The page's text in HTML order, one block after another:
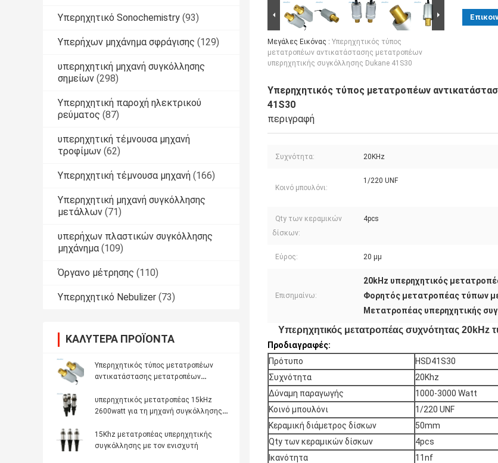
Υπερηχητικό Sonochemistry (93)
Υπερήχων μηχάνημα σφράγισης (129)
υπερηχητική μηχανή συγκόλλησης
σημείων (298)
Υπερηχητική παροχή ηλεκτρικού
ρεύματος (87)
υπερηχητική τέμνουσα μηχανή
τροφίμων (62)
Υπερηχητική τέμνουσα μηχανή (166)
Υπερηχητική μηχανή συγκόλλησης
μετάλλων (71)
υπερήχων πλαστικών συγκόλλησης
μηχάνημα (109)
Όργανο μέτρησης (110)
Υπερηχητικό Nebulizer (73)
ΚΑΛΎΤΕΡΑ ΠΡΟΪΌΝΤΑ
Υπερηχητικός τύπος μετατροπέων
αντικατάστασης μετατροπέων
41S30
υπερηχητικός μετατροπέας 15kHz
2600watt για τη μηχανή συγκόλλησης
15Khz μετατροπέας υπερηχητικής
συγκόλλησης με τον ενισχυτή
Μεγάλες Εικόνας : Υπερηχητικός τύπος
μετατροπέων αντικατάστασης μετατροπέων
υπερηχητικής συγκόλλησης Dukane 41S30
Υπερηχητικός τύπος μετατροπέων
41S30
περιγραφή
Συχνότητα: 20KHz
Κοινό μπουλόνι:
1/220 UNF
Qty των κεραμικών
δίσκων:
4pcs
Εύρος: 20 μμ
Επισημαίνω:
20kHz υπερηχητικός
Φορητός μετατροπέας τύπων
Μετατροπέας υπερηχητικής
Υπερηχητικός μετατροπέας συχνότητας
Προδιαγραφές:
Πρότυπο
HSD41S30
Συχνότητα
20Khz
Δύναμη παραγωγής
1000-3000 Watt
Κοινό μπουλόνι
1/220 UNF
Κεραμική διάμετρος δίσκων
50mm
Qty των κεραμικών δίσκων
4pcs
Ικανότητα
11nf